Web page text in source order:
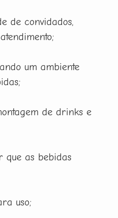
de convidados,
um ambiente
de drinks e
que as bebidas
uso;